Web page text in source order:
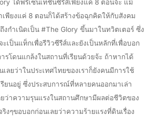
ได้พรีเซนเทชั่นซีรีส์เพียงแค่ 8 ตอนจ้ะ แม้
เพียงแค่ 8 ตอนก็ได้สร้างข้อฉุกคิดให้กับสังคม
งกำเนิดเป็น #The Glory ขึ้นมาในทวิตเตอร์ ซึ่ง
เป็นแท็กเพื่อรีวิวซีรีส์และยังเป็นหลักที่เพื่อบอก
รโดนแกล้งในสถานที่เรียนด้วยจ้ะ ถ้าหากได้
เลยว่าในประเทศไทยของเราก็ยังคนมีการใช้
รียนอยู่ ซึ่งประสบการณ์ที่หลายคนออกมาเล่า
ยว่าความรุนแรงในสถานศึกษามีผลต่อชีวิตของ
งๆขอบอกก่อนเลยว่าความร้ายแรงที่ดินเรื่อง